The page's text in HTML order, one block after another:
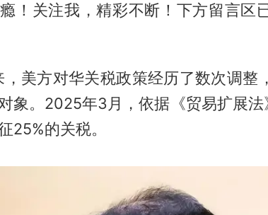
！关注我，精彩不断！下方留言区
美方对华关税政策经历了数次调整
象。2025年3月，依据《贸易扩展
25%的关税。